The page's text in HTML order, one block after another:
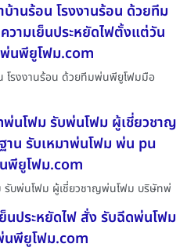
นร้อน โรงงานร้อน ด้วยทีม
ามเย็นประหยัดไฟตั้งแต่วัน
พ่นพียูโฟม.com
รงงานร้อน ด้วยทีมพ่นพียูโฟมมือ
นโฟม รับพ่นโฟม ผู้เชี่ยวชาญ
น รับเหมาพ่นโฟม พ่น pu
พียูโฟม.com
บพ่นโฟม ผู้เชี่ยวชาญพ่นโฟม บริษัทพ่
ประหยัดไฟ สั่ง รับฉีดพ่นโฟม
นพียูโฟม.com